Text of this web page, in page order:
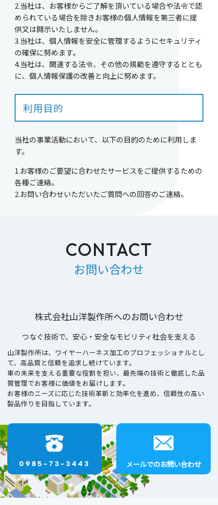
2.当社は、お客様からご了解を頂いている場合や法令で認
められている場合を除きお客様の個人情報を第三者に提
供又は開示いたしません。
3.当社は、個人情報を安全に管理するようにセキュリティ
の確保に努めます。
4.当社は、関連する法令、その他の規範を遵守するととも
に、個人情報保護の改善と向上に努めます。
利用目的
当社の事業活動において、以下の目的のために利用しま
す。
1.お客様のご要望に合わせたサービスをご提供するための
各種ご連絡。
2.お問い合わせいただいたご質問への回答のご連絡。
CONTACT
お問い合わせ
株式会社山洋製作所へのお問い合わせ
つなぐ技術で、安心・安全なモビリティ社会を支える
山洋製作所は、ワイヤーハーネス加工のプロフェッショナルとし
て、高品質と信頼を追求し続けています。
車の未来を支える重要な役割を担い、最先端の技術と徹底した品
質管理でお客様に価値をお届けします。
お客様のニーズに応じた技術革新と効率化を進め、信頼性の高い
製品作りを目指しています。
0985-73-3443 メールでのお問い合わせ